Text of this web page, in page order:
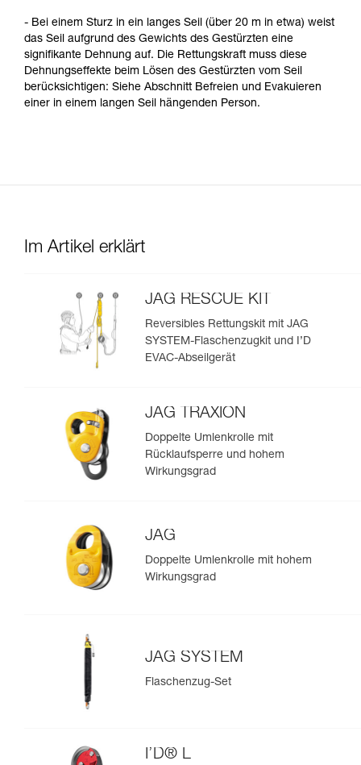
- Bei einem Sturz in ein langes Seil (über 20 m in etwa) weist
das Seil aufgrund des Gewichts des Gestürzten eine
signifikante Dehnung auf. Die Rettungskraft muss diese
Dehnungseffekte beim Lösen des Gestürzten vom Seil
berücksichtigen: Siehe Abschnitt Befreien und Evakuieren
einer in einem langen Seil hängenden Person.
Im Artikel erklärt
JAG RESCUE KIT
Reversibles Rettungskit mit JAG
SYSTEM-Flaschenzugkit und I’D
EVAC-Abseilgerät
JAG TRAXION
Doppelte Umlenkrolle mit
Rücklaufsperre und hohem
Wirkungsgrad
JAG
Doppelte Umlenkrolle mit hohem
Wirkungsgrad
JAG SYSTEM
Flaschenzug-Set
I’D® L